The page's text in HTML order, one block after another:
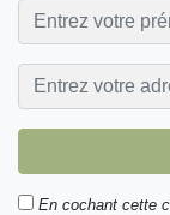
En cochant cette